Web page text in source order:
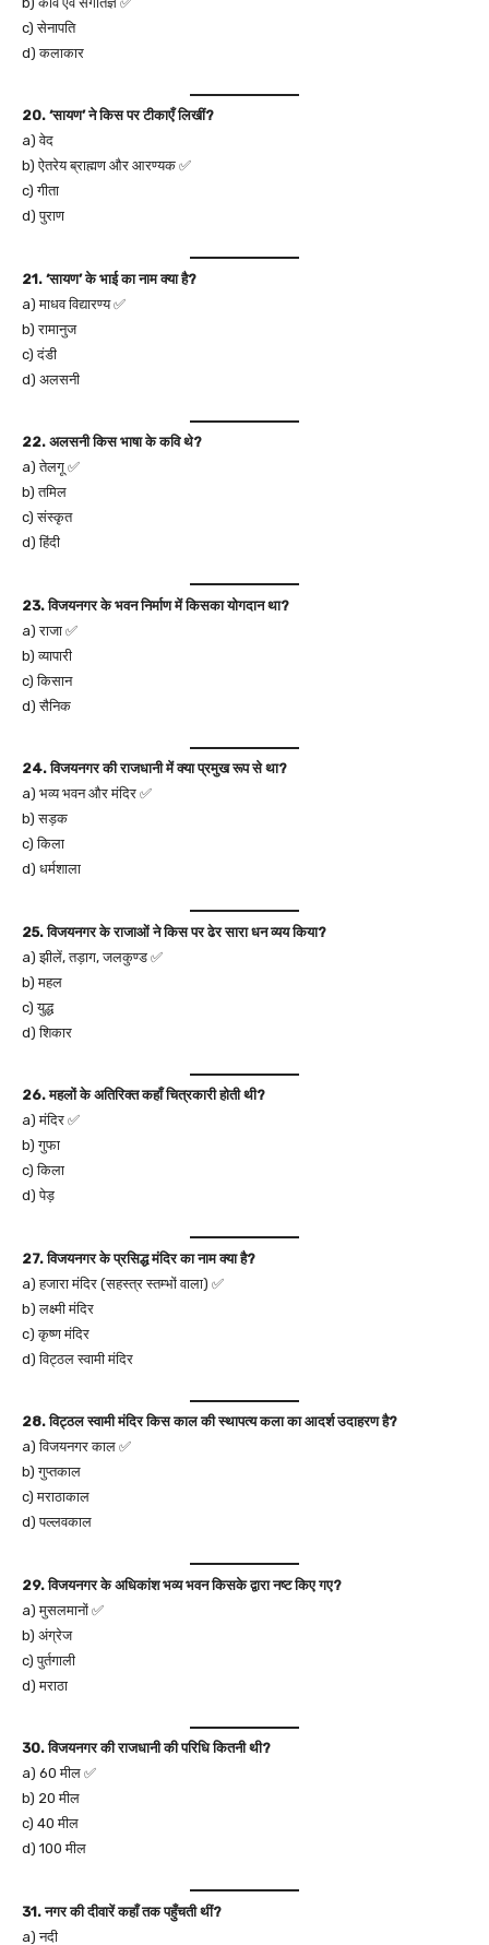
c) सेनापति
d) कलाकार
20. ‘सायण’ ने किस पर टीकाएँ लिखीं?
a) वेद
b) ऐतरेय ब्राह्मण और आरण्यक ✅
c) गीता
d) पुराण
21. ‘सायण’ के भाई का नाम क्या है?
a) माधव विद्यारण्य ✅
b) रामानुज
c) दंडी
d) अलसनी
22. अलसनी किस भाषा के कवि थे?
a) तेलगू ✅
b) तमिल
c) संस्कृत
d) हिंदी
23. विजयनगर के भवन निर्माण में किसका योगदान था?
a) राजा ✅
b) व्यापारी
c) किसान
d) सैनिक
24. विजयनगर की राजधानी में क्या प्रमुख रूप से था?
a) भव्य भवन और मंदिर ✅
b) सड़क
c) किला
d) धर्मशाला
25. विजयनगर के राजाओं ने किस पर ढेर सारा धन व्यय किया?
a) झीलें, तड़ाग, जलकुण्ड ✅
b) महल
c) युद्ध
d) शिकार
26. महलों के अतिरिक्त कहाँ चित्रकारी होती थी?
a) मंदिर ✅
b) गुफा
c) किला
d) पेड़
27. विजयनगर के प्रसिद्ध मंदिर का नाम क्या है?
a) हजारा मंदिर (सहस्त्र स्तम्भों वाला) ✅
b) लक्ष्मी मंदिर
c) कृष्ण मंदिर
d) विट्ठल स्वामी मंदिर
28. विट्ठल स्वामी मंदिर किस काल की स्थापत्य कला का आदर्श उदाहरण है?
a) विजयनगर काल ✅
b) गुप्तकाल
c) मराठाकाल
d) पल्लवकाल
29. विजयनगर के अधिकांश भव्य भवन किसके द्वारा नष्ट किए गए?
a) मुसलमानों ✅
b) अंग्रेज
c) पुर्तगाली
d) मराठा
30. विजयनगर की राजधानी की परिधि कितनी थी?
a) 60 मील ✅
b) 20 मील
c) 40 मील
d) 100 मील
31. नगर की दीवारें कहाँ तक पहुँचती थीं?
a) नदी